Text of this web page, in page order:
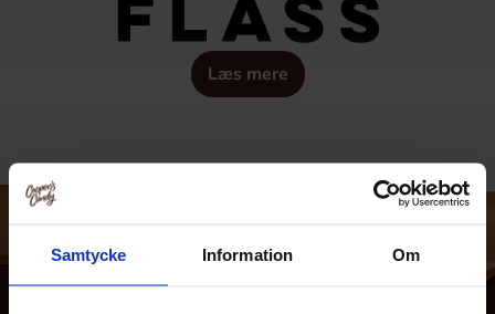
Samtycke Information Om
Læs mere